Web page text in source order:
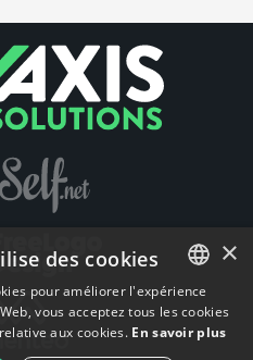
ENGLISH
FRENCH
×
des cookies
pour améliorer l'expérience
vous acceptez tous les cookies
aux cookies. En savoir plus